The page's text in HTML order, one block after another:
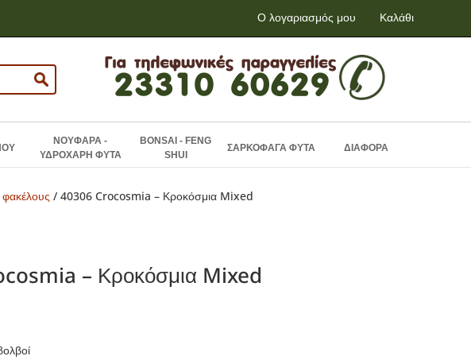
Ο λογαριασμός μου Καλάθι
ΝΟΥΦΑΡΑ -
ΥΔΡΟΧΑΡΗ ΦΥΤΑ
BONSAI - FENG
SHUI
ΣΑΡΚΟΦΑΓΑ ΦΥΤΑ ΔΙΑΦΟΡΑ
φακέλους / 40306 Crocosmia – Κροκόσμια Mixed
– Κροκόσμια Mixed